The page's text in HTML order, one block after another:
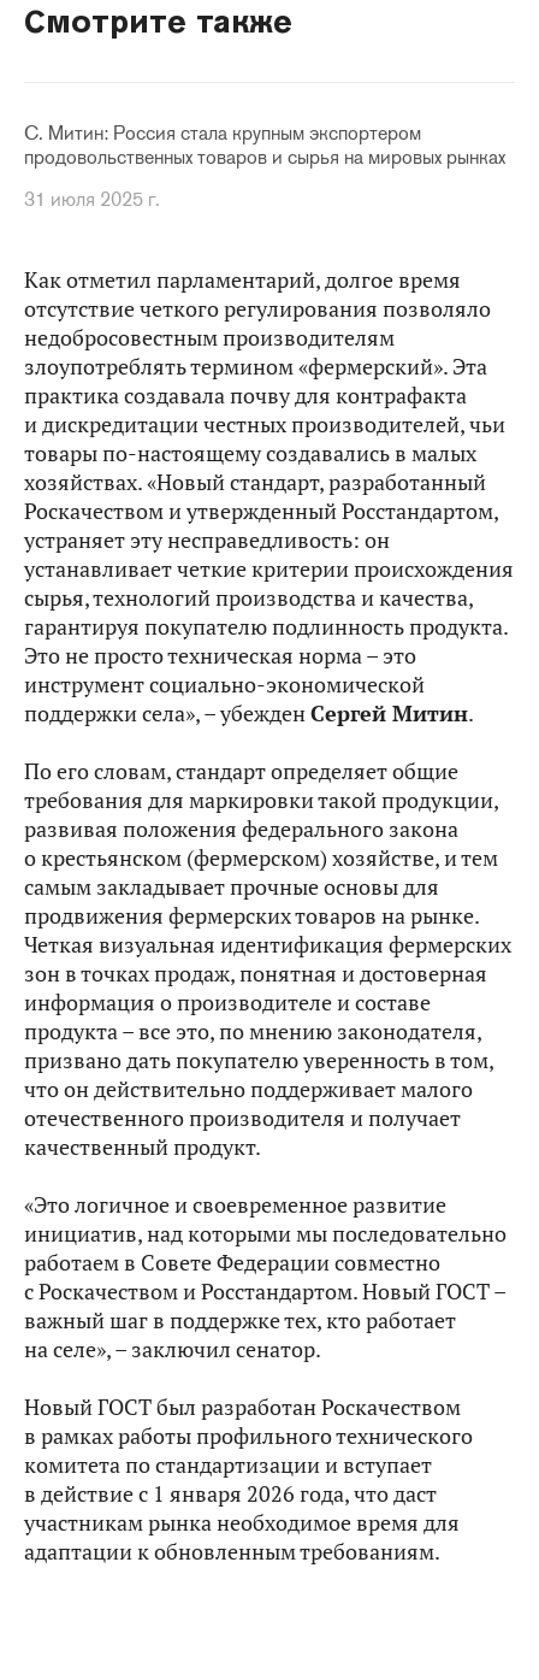
Смотрите также
С. Митин: Россия стала крупным экспортером
продовольственных товаров и сырья на мировых рынках
31 июля 2025 г.
Как отметил парламентарий, долгое время
отсутствие четкого регулирования позволяло
недобросовестным производителям
злоупотреблять термином «фермерский». Эта
практика создавала почву для контрафакта
и дискредитации честных производителей, чьи
товары по‑настоящему создавались в малых
хозяйствах. «Новый стандарт, разработанный
Роскачеством и утвержденный Росстандартом,
устраняет эту несправедливость: он
устанавливает четкие критерии происхождения
сырья, технологий производства и качества,
гарантируя покупателю подлинность продукта.
Это не просто техническая норма – это
инструмент социально-экономической
поддержки села», – убежденСергей Митин.
По его словам, стандарт определяет общие
требования для маркировки такой продукции,
развивая положения федерального закона
о крестьянском (фермерском) хозяйстве, и тем
самым закладывает прочные основы для
продвижения фермерских товаров на рынке.
Четкая визуальная идентификация фермерских
зон в точках продаж, понятная и достоверная
информация о производителе и составе
продукта – все это, по мнению законодателя,
призвано дать покупателю уверенность в том,
что он действительно поддерживает малого
отечественного производителя и получает
качественный продукт.
«Это логичное и своевременное развитие
инициатив, над которыми мы последовательно
работаем в Совете Федерации совместно
с Роскачеством и Росстандартом. Новый ГОСТ –
важный шаг в поддержке тех, кто работает
на селе», – заключил сенатор.
Новый ГОСТ был разработан Роскачеством
в рамках работы профильного технического
комитета по стандартизации и вступает
в действие с 1 января 2026 года, что даст
участникам рынка необходимое время для
адаптации к обновленным требованиям.